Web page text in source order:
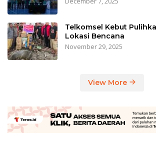
Telkomsel Kebut
Lokasi Bencana
November 29, 2025
View More